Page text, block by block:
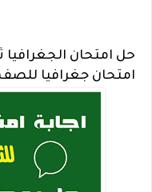
امتحان جغرافيا للصف